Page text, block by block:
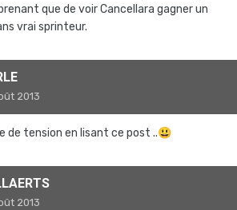
que de voir Cancellara gagner un
vrai sprinteur.
2013
de tension en lisant ce post ..😃
2013